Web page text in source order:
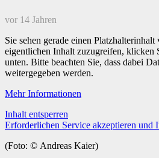
vor 14 Jahren
Sie sehen gerade einen Platzhalterinhalt
eigentlichen Inhalt zuzugreifen, klicken
unten. Bitte beachten Sie, dass dabei
weitergegeben werden.
Mehr Informationen
Inhalt entsperren
Erforderlichen Service akzeptieren und
(Foto: © Andreas Kaier)